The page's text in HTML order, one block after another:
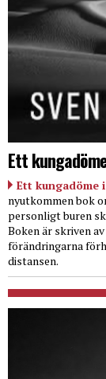
Ett
Ett kungadöme
nyutkommen bok
personligt buren
Boken är skriven
förändringarna
distansen.